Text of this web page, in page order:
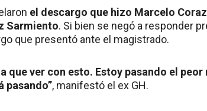
el descargo que hizo Marcelo
Sarmiento. Si bien se negó a responder
que presentó ante el magistrado.
que ver con esto. Estoy pasando el
pasando”, manifestó el ex GH.